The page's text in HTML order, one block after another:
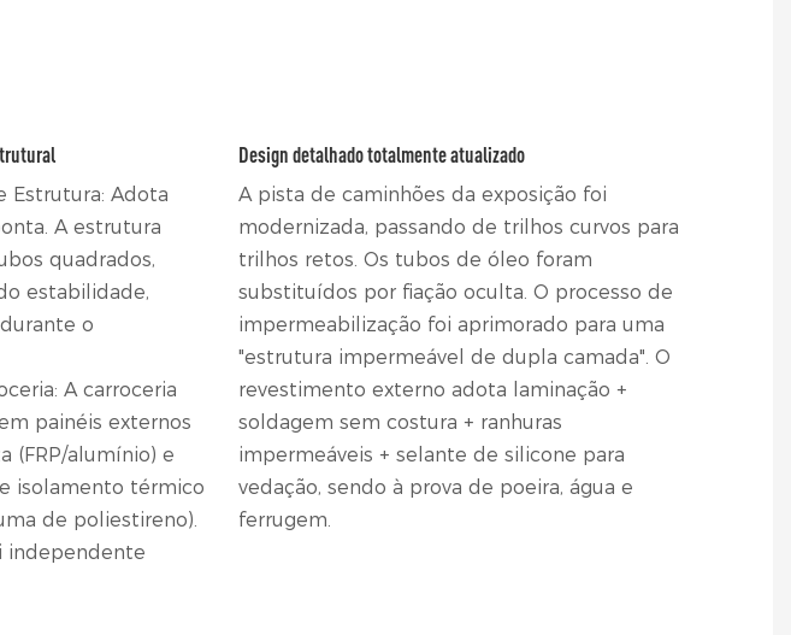
Estrutura: Adota
A estrutura
quadrados,
estabilidade,
o
A carroceria
painéis externos
(FRP/alumínio) e
isolamento térmico
de poliestireno).
independente
Design detalhado totalmente atualizado
A pista de caminhões da exposição foi
modernizada, passando de trilhos curvos para
trilhos retos. Os tubos de óleo foram
substituídos por fiação oculta. O processo de
impermeabilização foi aprimorado para uma
"estrutura impermeável de dupla camada". O
revestimento externo adota laminação +
soldagem sem costura + ranhuras
impermeáveis ​​+ selante de silicone para
vedação, sendo à prova de poeira, água e
ferrugem.